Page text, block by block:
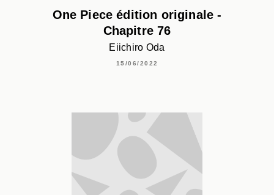
One Piece édition originale -
Chapitre 76
Eiichiro Oda
15/06/2022